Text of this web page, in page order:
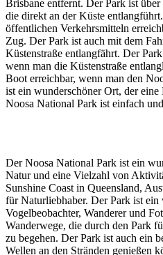
Brisbane entfernt. Der Park ist
die direkt an der Küste
öffentlichen Verkehrsmitteln
Zug. Der Park ist auch mit dem
Küstenstraße entlangfährt. Der
wenn man die Küstenstraße
Boot erreichbar, wenn man den
ist ein wunderschöner Ort, der
Noosa National Park ist einfach
Der Noosa National Park ist ein
Natur und eine Vielzahl von
Sunshine Coast in Queensland,
für Naturliebhaber. Der Park ist ein
Vogelbeobachter, Wanderer und
Wanderwege, die durch den Park
zu begehen. Der Park ist auch ein
Wellen an den Stränden genießen